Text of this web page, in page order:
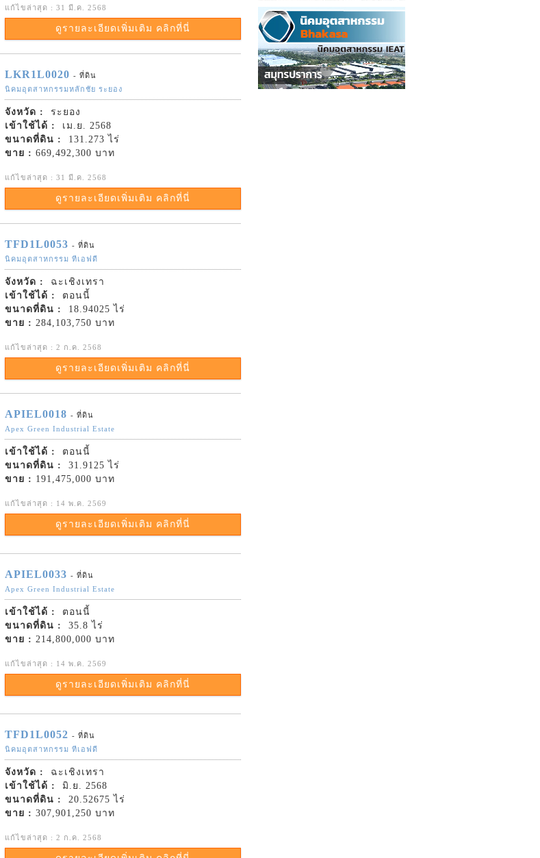
แก้ไขล่าสุด : 31 มี.ค. 2568
ดูรายละเอียดเพิ่มเติม คลิกที่นี่
LKR1L0020 - ที่ดิน
นิคมอุตสาหกรรมหลักชัย ระยอง
จังหวัด :
ระยอง
เข้าใช้ได้ :
เม.ย. 2568
ขนาดที่ดิน :
131.273 ไร่
ขาย : 669,492,300 บาท
แก้ไขล่าสุด : 31 มี.ค. 2568
ดูรายละเอียดเพิ่มเติม คลิกที่นี่
TFD1L0053 - ที่ดิน
นิคมอุตสาหกรรม ทีเอฟดี
จังหวัด :
ฉะเชิงเทรา
เข้าใช้ได้ :
ตอนนี้
ขนาดที่ดิน :
18.94025 ไร่
ขาย : 284,103,750 บาท
แก้ไขล่าสุด : 2 ก.ค. 2568
ดูรายละเอียดเพิ่มเติม คลิกที่นี่
APIEL0018 - ที่ดิน
Apex Green Industrial Estate
เข้าใช้ได้ :
ตอนนี้
ขนาดที่ดิน :
31.9125 ไร่
ขาย : 191,475,000 บาท
แก้ไขล่าสุด : 14 พ.ค. 2569
ดูรายละเอียดเพิ่มเติม คลิกที่นี่
APIEL0033 - ที่ดิน
Apex Green Industrial Estate
เข้าใช้ได้ :
ตอนนี้
ขนาดที่ดิน :
35.8 ไร่
ขาย : 214,800,000 บาท
แก้ไขล่าสุด : 14 พ.ค. 2569
ดูรายละเอียดเพิ่มเติม คลิกที่นี่
TFD1L0052 - ที่ดิน
นิคมอุตสาหกรรม ทีเอฟดี
จังหวัด :
ฉะเชิงเทรา
เข้าใช้ได้ :
มิ.ย. 2568
ขนาดที่ดิน :
20.52675 ไร่
ขาย : 307,901,250 บาท
แก้ไขล่าสุด : 2 ก.ค. 2568